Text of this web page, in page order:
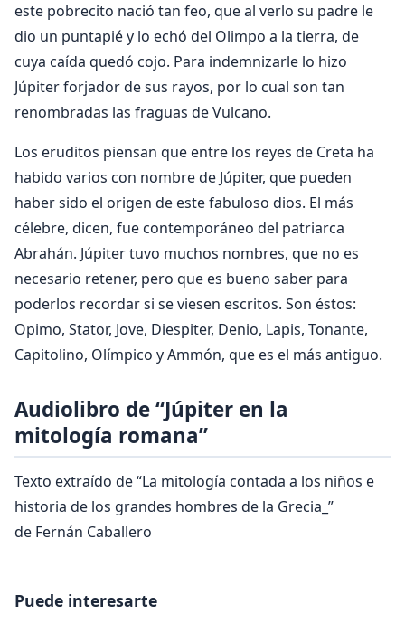
este pobrecito nació tan feo, que al verlo su padre le
dio un puntapié y lo echó del Olimpo a la tierra, de
cuya caída quedó cojo. Para indemnizarle lo hizo
Júpiter forjador de sus rayos, por lo cual son tan
renombradas las fraguas de Vulcano.
Los eruditos piensan que entre los reyes de Creta ha
habido varios con nombre de Júpiter, que pueden
haber sido el origen de este fabuloso dios. El más
célebre, dicen, fue contemporáneo del patriarca
Abrahán. Júpiter tuvo muchos nombres, que no es
necesario retener, pero que es bueno saber para
poderlos recordar si se viesen escritos. Son éstos:
Opimo, Stator, Jove, Diespiter, Denio, Lapis, Tonante,
Capitolino, Olímpico y Ammón, que es el más antiguo.
Audiolibro de “Júpiter en la
mitología romana”
Texto extraído de “La mitología contada a los niños e
historia de los grandes hombres de la Grecia_”
de Fernán Caballero
Puede interesarte